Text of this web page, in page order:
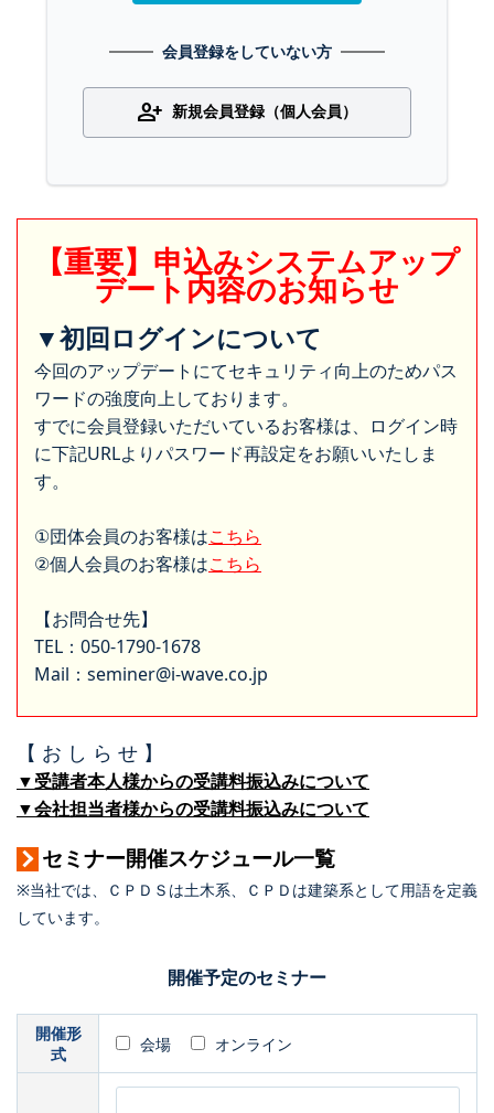
会員登録をしていない方
person_add 新規会員登録（個人会員）
【重要】申込みシステムアップ
デート内容のお知らせ
▼初回ログインについて
今回のアップデートにてセキュリティ向上のためパス
ワードの強度向上しております。
すでに会員登録いただいているお客様は、ログイン時
に下記URLよりパスワード再設定をお願いいたしま
す。
①団体会員のお客様はこちら
②個人会員のお客様はこちら
【お問合せ先】
TEL：050-1790-1678
Mail：seminer@i-wave.co.jp
【 お し ら せ 】
▼受講者本人様からの受講料振込みについて
▼会社担当者様からの受講料振込みについて
セミナー開催スケジュール一覧
※当社では、ＣＰＤＳは土木系、ＣＰＤは建築系として用語を定義
しています。
開催予定のセミナー
開催形
式
会場 オンライン